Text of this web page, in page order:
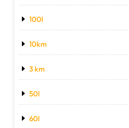
100l
10km
3 km
50l
60l